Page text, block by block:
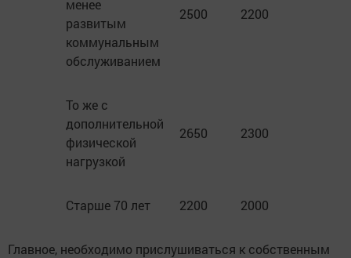
менее
развитым
коммунальным
обслуживанием
2500 2200
То же с
дополнительной
физической
нагрузкой
2650 2300
Старше 70 лет 2200 2000
Главное, необходимо прислушиваться к собственным